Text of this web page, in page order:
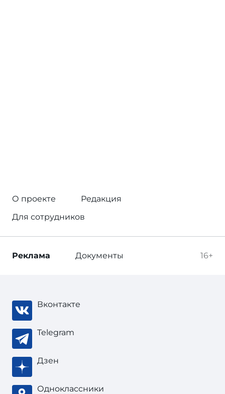
О проекте
Редакция
Для сотрудников
16+
Реклама Документы
Вконтакте
Telegram
Дзен
Одноклассники